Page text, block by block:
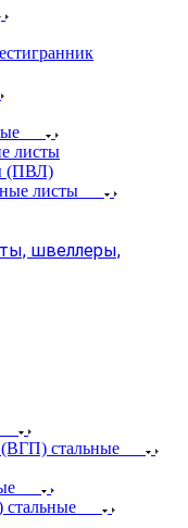
листы
(ПВЛ)
листы
швеллеры,
стальные
стальные